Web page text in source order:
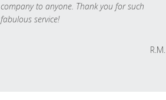
company to anyone. Thank you for such
fabulous service!
R.M.